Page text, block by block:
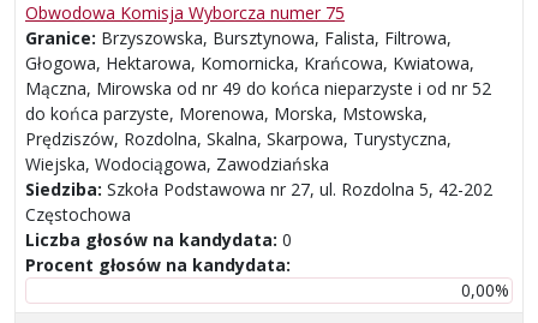
Obwodowa Komisja Wyborcza numer 75
Granice: Brzyszowska, Bursztynowa, Falista, Filtrowa,
Głogowa, Hektarowa, Komornicka, Krańcowa, Kwiatowa,
Mączna, Mirowska od nr 49 do końca nieparzyste i od nr 52
do końca parzyste, Morenowa, Morska, Mstowska,
Prędziszów, Rozdolna, Skalna, Skarpowa, Turystyczna,
Wiejska, Wodociągowa, Zawodziańska
Siedziba: Szkoła Podstawowa nr 27, ul. Rozdolna 5, 42-202
Częstochowa
Liczba głosów na kandydata: 0
Procent głosów na kandydata:
0,00%